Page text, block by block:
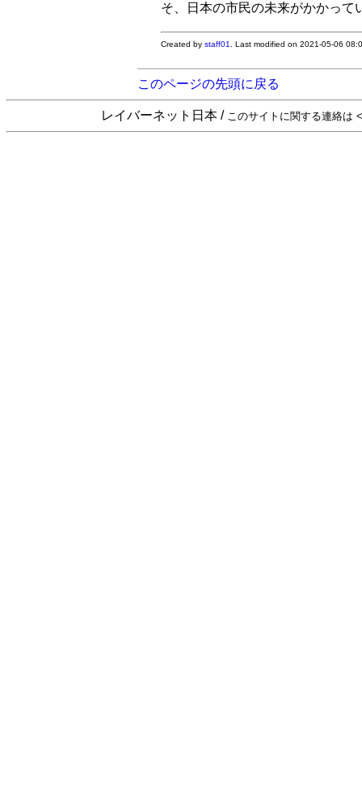
Created bystaff01 . Last modified on 2021-05-06
このページの先頭に戻る
レイバーネット日本 / このサイトに関する連絡は